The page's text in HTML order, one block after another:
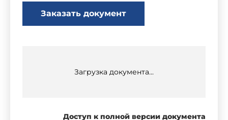
Заказать документ
Загрузка документа...
Доступ к полной версии документа